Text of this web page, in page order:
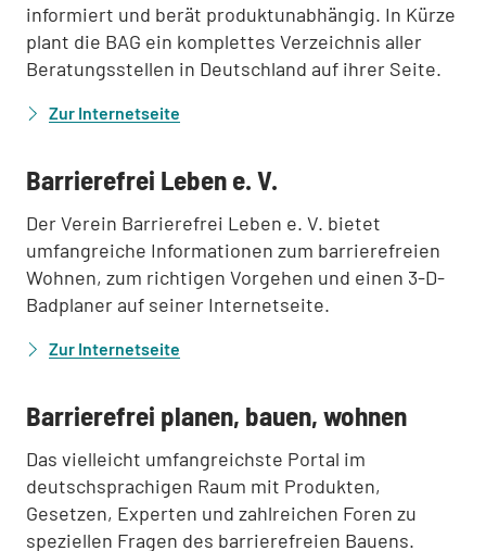
informiert und berät produktunabhängig. In Kürze
plant die BAG ein komplettes Verzeichnis aller
Beratungsstellen in Deutschland auf ihrer Seite.
Zur Internetseite
:Barrierefrei Leben e. V.
Der Verein Barrierefrei Leben e. V. bietet
umfangreiche Informationen zum barrierefreien
Wohnen, zum richtigen Vorgehen und einen 3-D-
Badplaner auf seiner Internetseite.
Zur Internetseite
:Barrierefrei planen, bauen, wohnen
Das vielleicht umfangreichste Portal im
deutschsprachigen Raum mit Produkten,
Gesetzen, Experten und zahlreichen Foren zu
speziellen Fragen des barrierefreien Bauens.